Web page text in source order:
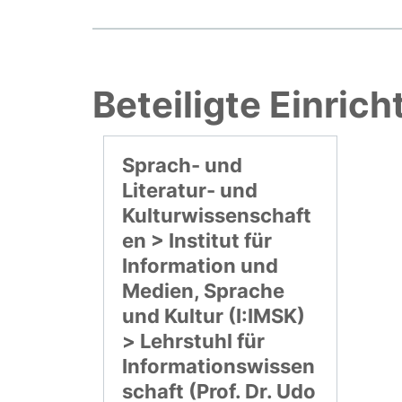
Beteiligte
Sprach- und
Literatur- und
Kulturwissenschaft
en > Institut für
Information und
Medien, Sprache
und Kultur (I:IMSK)
> Lehrstuhl für
Informationswissen
schaft (Prof. Dr. Udo